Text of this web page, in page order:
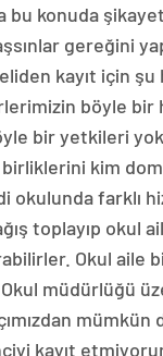
bu konuda
gereğini
kayıt için şu
böyle bir
bir yetkileri
kim
okulunda farklı
toplayıp okul
Okul aile
Okul müdürlüğü
mümkün
kayıt